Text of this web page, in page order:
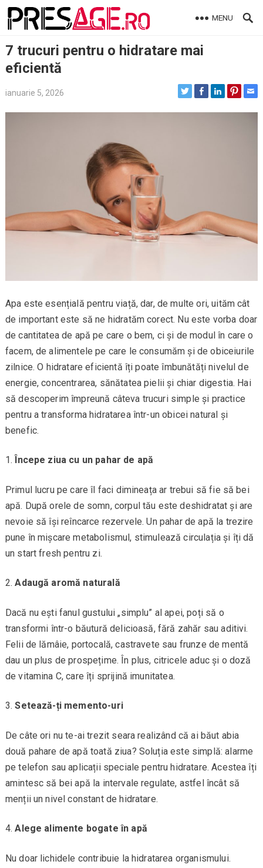
Skip
MENU
7 trucuri pentru o hidratare mai
eficientă
ianuarie 5, 2026
Apa este esențială pentru viață, dar, de multe ori, uităm cât
de important este să ne hidratăm corect. Nu este vorba doar
de cantitatea de apă pe care o bem, ci și de modul în care o
facem, de alimentele pe care le consumăm și de obiceiurile
zilnice. O hidratare eficientă îți poate îmbunătăți nivelul de
energie, concentrarea, sănătatea pielii și chiar digestia. Hai
să descoperim împreună câteva trucuri simple și practice
pentru a transforma hidratarea într-un obicei natural și
benefic.
Începe ziua cu un pahar de apă
Primul lucru pe care îl faci dimineața ar trebui să fie să bei
apă. După orele de somn, corpul tău este deshidratat și are
nevoie să își reîncarce rezervele. Un pahar de apă la trezire
pune în mișcare metabolismul, stimulează circulația și îți dă
un start fresh pentru zi.
Adaugă aromă naturală
Dacă nu ești fanul gustului „simplu” al apei, poți să o
transformi într-o băutură delicioasă, fără zahăr sau aditivi.
Felii de lămâie, portocală, castravete sau frunze de mentă
dau un plus de prospețime. În plus, citricele aduc și o doză
de vitamina C, care îți sprijină imunitatea.
Setează-ți memento-uri
De câte ori nu te-ai trezit seara realizând că ai băut abia
două pahare de apă toată ziua? Soluția este simplă: alarme
pe telefon sau aplicații speciale pentru hidratare. Acestea îți
amintesc să bei apă la intervale regulate, astfel încât să
menții un nivel constant de hidratare.
Alege alimente bogate în apă
Nu doar lichidele contribuie la hidratarea organismului.